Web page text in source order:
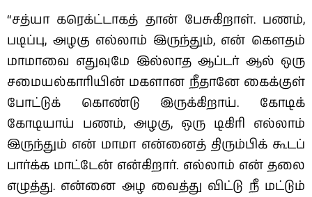
“சத்யா கரெக்ட்டாகத் தான் பேசுகிறாள். பணம்,
படிப்பு, அழகு எல்லாம் இருந்தும், என் கௌதம்
மாமாவை எதுவுமே இல்லாத ஆப்டர் ஆல் ஒரு
சமையல்காரியின் மகளான நீதானே கைக்குள்
போட்டுக் கொண்டு இருக்கிறாய். கோடிக்
கோடியாய் பணம், அழகு, ஒரு டிகிரி எல்லாம்
இருந்தும் என் மாமா என்னைத் திரும்பிக் கூடப்
பார்க்க மாட்டேன் என்கிறார். எல்லாம் என் தலை
எழுத்து. என்னை அழ வைத்து விட்டு நீ மட்டும்